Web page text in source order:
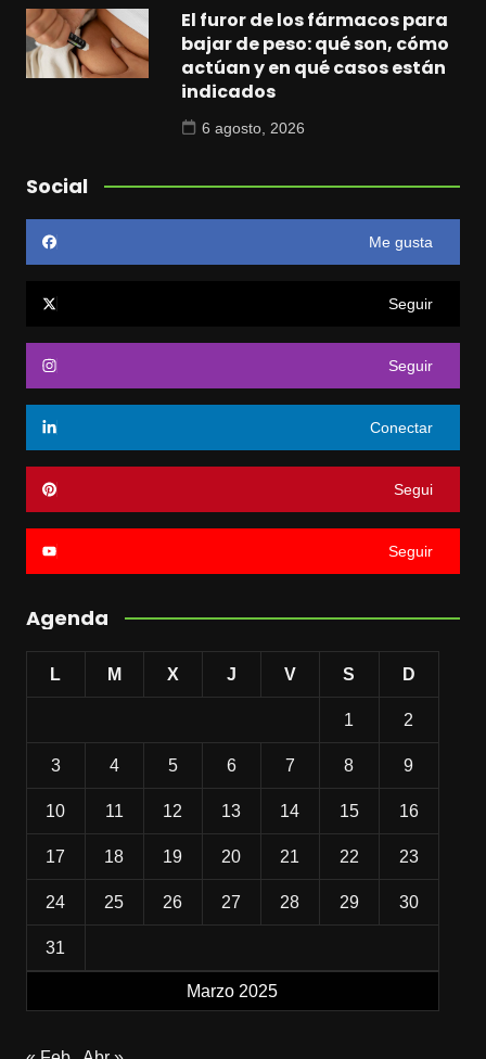
El furor de los fármacos para
bajar de peso: qué son, cómo
actúan y en qué casos están
indicados
6 agosto, 2026
Social
Me gusta
Seguir
Seguir
Conectar
Segui
Seguir
Agenda
Marzo 2025
L M X J V S D
1 2
3 4 5 6 7 8 9
10 11 12 13 14 15 16
17 18 19 20 21 22 23
24 25 26 27 28 29 30
31